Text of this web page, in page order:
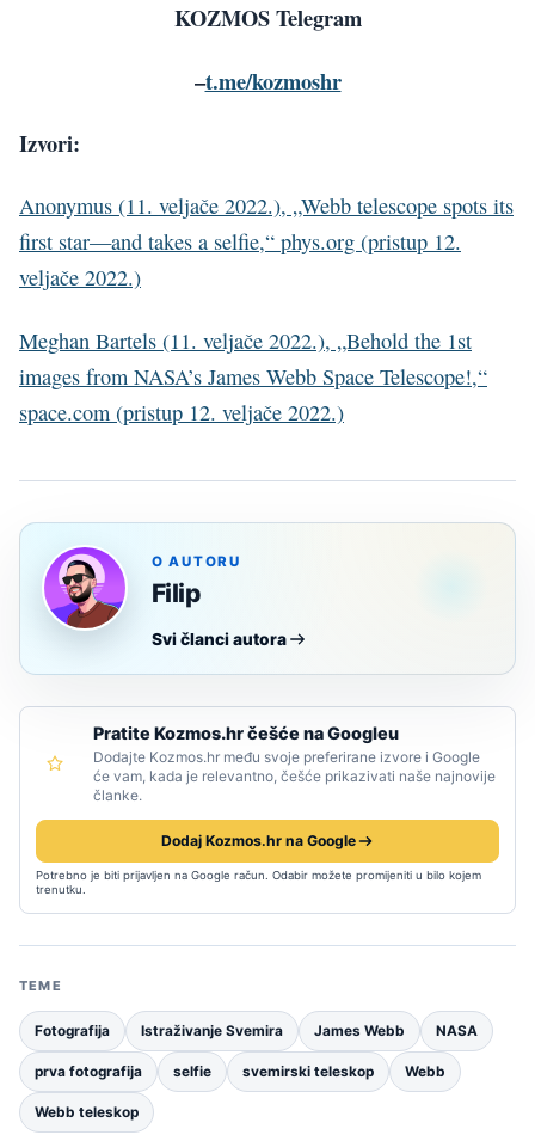
KOZMOS Telegram
–t.me/kozmoshr
Izvori:
Anonymus (11. veljače 2022.), „Webb telescope spots its
first star—and takes a selfie,“ phys.org (pristup 12.
veljače 2022.)
Meghan Bartels (11. veljače 2022.), „Behold the 1st
images from NASA’s James Webb Space Telescope!,“
space.com (pristup 12. veljače 2022.)
O AUTORU
Filip
Svi članci autora
Pratite Kozmos.hr češće na Googleu
Dodajte Kozmos.hr među svoje preferirane izvore i Google
će vam, kada je relevantno, češće prikazivati naše najnovije
članke.
Dodaj Kozmos.hr na Google
Potrebno je biti prijavljen na Google račun. Odabir možete promijeniti u bilo kojem
trenutku.
TEME
Fotografija Istraživanje Svemira James Webb NASA
prva fotografija selfie svemirski teleskop Webb
Webb teleskop